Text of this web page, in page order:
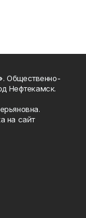
. Общественно-
Нефтекамск.
на сайт